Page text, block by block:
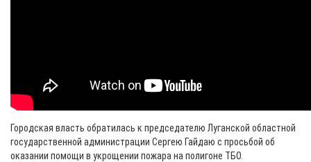
Городская власть обратилась к председателю Луганской областной
государственной администрации Сергею Гайдаю с просьбой об
оказании помощи в укрощении пожара на полигоне ТБО.